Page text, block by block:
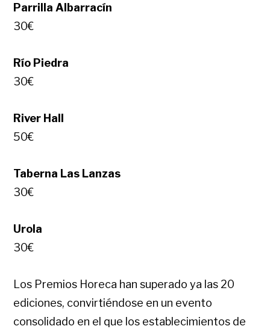
Parrilla Albarracín
30€
Río Piedra
30€
River Hall
50€
Taberna Las Lanzas
30€
Urola
30€
Los Premios Horeca han superado ya las 20
ediciones, convirtiéndose en un evento
consolidado en el que los establecimientos de